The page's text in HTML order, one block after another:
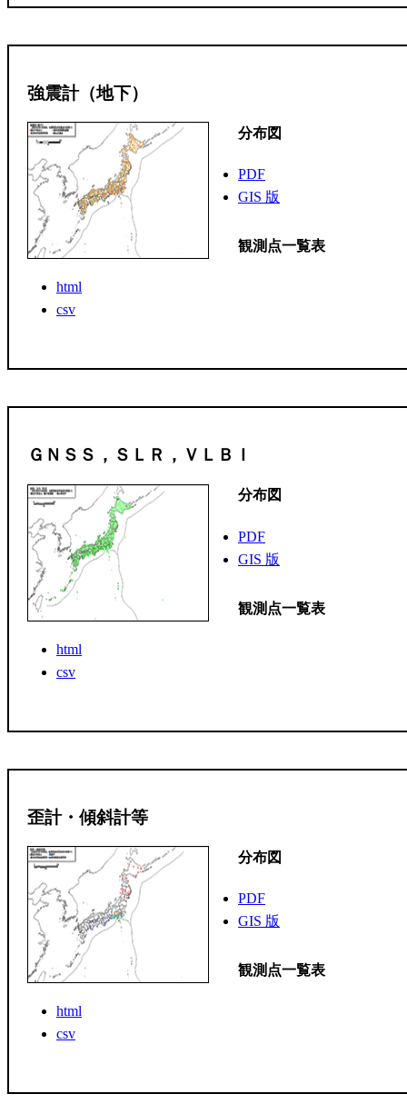
強震計（地下）
分布図
PDF
GIS 版
観測点一覧表
html
csv
ＧＮＳＳ，ＳＬＲ，ＶＬＢＩ
分布図
PDF
GIS 版
観測点一覧表
html
csv
歪計・傾斜計等
分布図
PDF
GIS 版
観測点一覧表
html
csv